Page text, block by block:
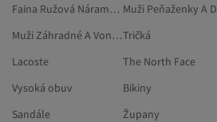
Faina Ružová Náramky (bižutéria)
Muži Záhradné A Vonkajšie HračkyTričká
Lacoste
The North Face
Vysoká obuv
Bikiny
Sandále
Župany